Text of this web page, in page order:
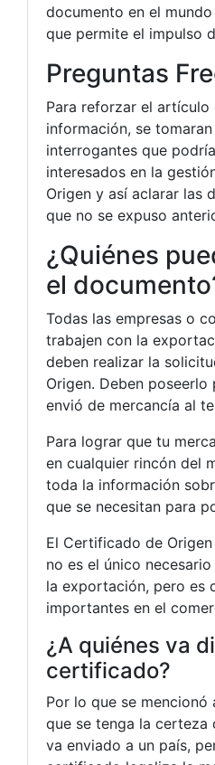
documento en el
que permite el impulso
Preguntas
Para reforzar el artículo
información, se
interrogantes que
interesados en la
Origen y así aclarar las
que no se expuso
¿Quiénes
el
Todas las empresas o
trabajen con la
deben realizar la
Origen. Deben
envió de mercancía al
Para lograr que tu
en cualquier rincón del
toda la información
que se necesitan para
El Certificado de
no es el único
la exportación, pero es
importantes en el
¿A quiénes va
certificado?
Por lo que se
que se tenga la certeza
va enviado a un país,